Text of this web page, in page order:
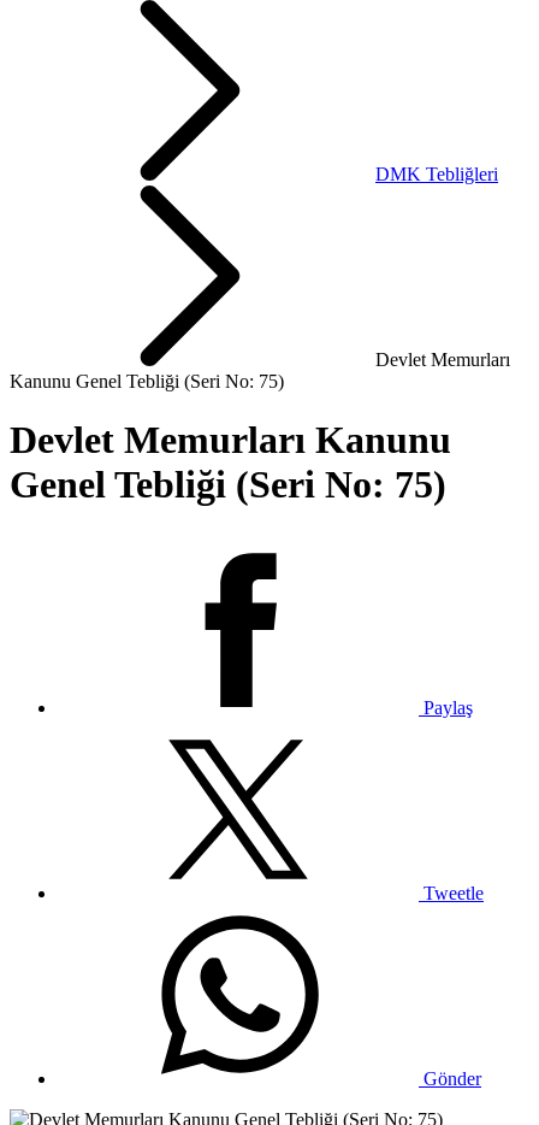
DMK Tebliğleri
Devlet Memurları
Kanunu Genel Tebliği (Seri No: 75)
Devlet Memurları Kanunu
Genel Tebliği (Seri No: 75)
Paylaş
Tweetle
Gönder